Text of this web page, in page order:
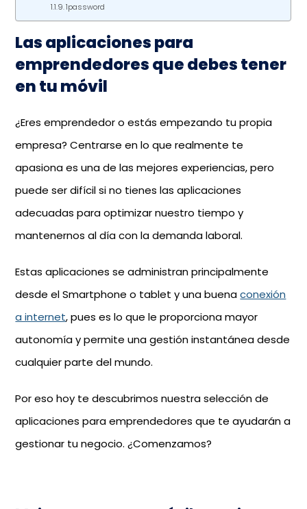
1password
Las aplicaciones para
emprendedores que debes tener
en tu móvil
¿Eres emprendedor o estás empezando tu propia
empresa? Centrarse en lo que realmente te
apasiona es una de las mejores experiencias, pero
puede ser difícil si no tienes las aplicaciones
adecuadas para optimizar nuestro tiempo y
mantenernos al día con la demanda laboral.
Estas aplicaciones se administran principalmente
desde el Smartphone o tablet y una buenaconexión
a internet, pues es lo que le proporciona mayor
autonomía y permite una gestión instantánea desde
cualquier parte del mundo.
Por eso hoy te descubrimos nuestra selección de
aplicaciones para emprendedores que te ayudarán a
gestionar tu negocio. ¿Comenzamos?